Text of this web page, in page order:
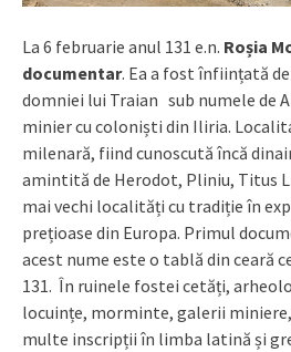
La 6 februarie anul 131 e.n. Roșia
documentar. Ea a fost înființată
domniei lui Traian sub numele de
minier cu coloniști din Iliria.
milenară, fiind cunoscută încă
amintită de Herodot, Pliniu, Titus
mai vechi localități cu tradiție în
prețioase din Europa. Primul
acest nume este o tablă din ceară
131. În ruinele fostei cetăți,
locuințe, morminte, galerii
multe inscripții în limba latină și